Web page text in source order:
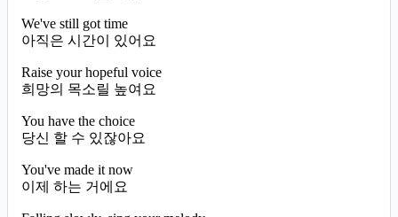
We've still got time
아직은 시간이 있어요
Raise your hopeful voice
희망의 목소릴 높여요
You have the choice
당신 할 수 있잖아요
You've made it now
이제 하는 거에요